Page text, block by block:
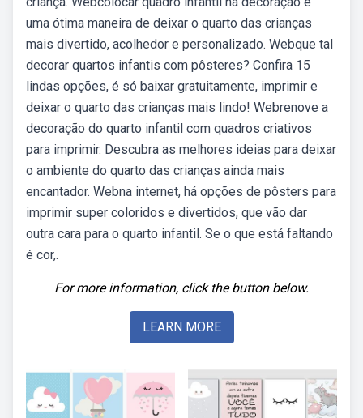
uma ótima maneira de deixar o quarto das crianças
mais divertido, acolhedor e personalizado. Webque tal
decorar quartos infantis com pôsteres? Confira 15
lindas opções, é só baixar gratuitamente, imprimir e
deixar o quarto das crianças mais lindo! Webrenove a
decoração do quarto infantil com quadros criativos
para imprimir. Descubra as melhores ideias para deixar
o ambiente do quarto das crianças ainda mais
encantador. Webna internet, há opções de pôsters para
imprimir super coloridos e divertidos, que vão dar
outra cara para o quarto infantil. Se o que está faltando
é cor,.
For more information, click the button below.
LEARN MORE